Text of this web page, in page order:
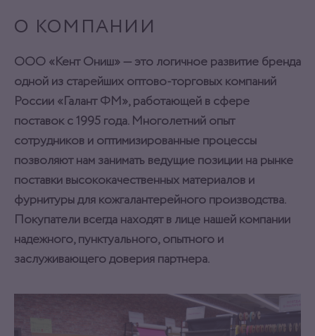
О КОМПАНИИ
ООО «Кент Ониш» — это логичное развитие бренда
одной из старейших оптово-торговых компаний
России «Галант ФМ», работающей в сфере
поставок с 1995 года. Многолетний опыт
сотрудников и оптимизированные процессы
позволяют нам занимать ведущие позиции на рынке
поставки высококачественных материалов и
фурнитуры для кожгалантерейного производства.
Покупатели всегда находят в лице нашей компании
надежного, пунктуального, опытного и
заслуживающего доверия партнера.